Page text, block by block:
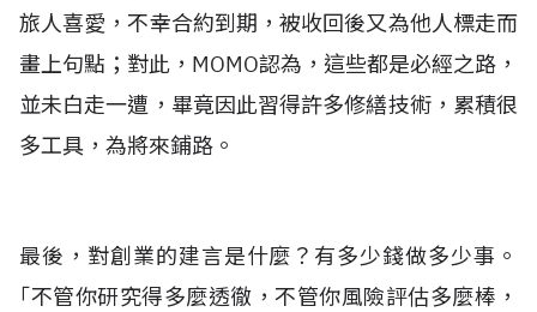
旅人喜愛，不幸合約到期，被收回後又為他人標走而
畫上句點；對此，MOMO認為，這些都是必經之路，
並未白走一遭，畢竟因此習得許多修繕技術，累積很
多工具，為將來鋪路。
最後，對創業的建言是什麼？有多少錢做多少事。
｢不管你研究得多麼透徹，不管你風險評估多麼棒，